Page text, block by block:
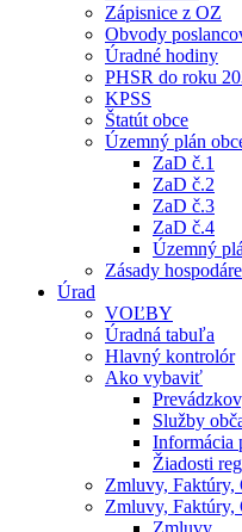
Zápisnice z OZ
Obvody
Úradné hodiny
PHSR do roku
KPSS
Štatút obce
Územný plán
ZaD č.1
ZaD č.2
ZaD č.3
ZaD č.4
Územný
Zásady
Úrad
VOĽBY
Úradná tabuľa
Hlavný kontrolór
Ako vybaviť
Služby
Informácia
Žiadosti
Zmluvy, Faktúry,
Zmluvy, Faktúry,
Zmluvy